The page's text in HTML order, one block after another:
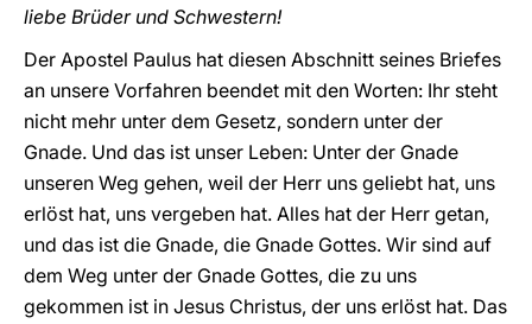
liebe Brüder und Schwestern!
Der Apostel Paulus hat diesen Abschnitt seines Briefes
an unsere Vorfahren beendet mit den Worten: Ihr steht
nicht mehr unter dem Gesetz, sondern unter der
Gnade. Und das ist unser Leben: Unter der Gnade
unseren Weg gehen, weil der Herr uns geliebt hat, uns
erlöst hat, uns vergeben hat. Alles hat der Herr getan,
und das ist die Gnade, die Gnade Gottes. Wir sind auf
dem Weg unter der Gnade Gottes, die zu uns
gekommen ist in Jesus Christus, der uns erlöst hat. Das